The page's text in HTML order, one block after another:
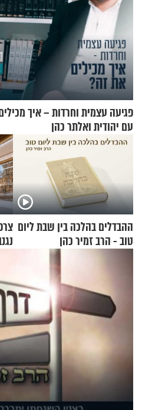
פגיעה עצמית וחרדות – איך
עם יהודית ואלתר כהן
ההבדלים בהלכה בין שבת ליום
טוב - הרב זמיר כהן